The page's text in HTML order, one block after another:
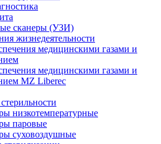
сканеры (УЗИ)
жизнедеятельности
медицинскими газами и
медицинскими газами и
MZ Liberec
низкотемпературные
паровые
суховоздушные